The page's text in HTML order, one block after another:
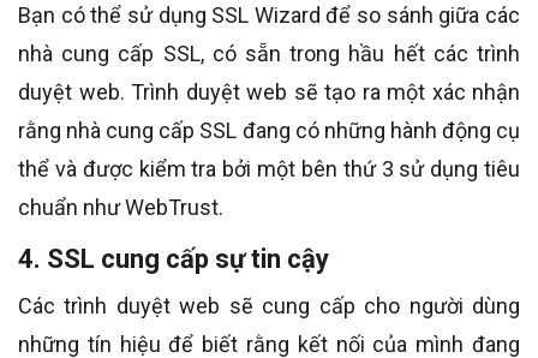
Bạn có thể sử dụng SSL Wizard để so sánh giữa các
nhà cung cấp SSL, có sẵn trong hầu hết các trình
duyệt web. Trình duyệt web sẽ tạo ra một xác nhận
rằng nhà cung cấp SSL đang có những hành động cụ
thể và được kiểm tra bởi một bên thứ 3 sử dụng tiêu
chuẩn như WebTrust.
4. SSL cung cấp sự tin cậy
Các trình duyệt web sẽ cung cấp cho người dùng
những tín hiệu để biết rằng kết nối của mình đang